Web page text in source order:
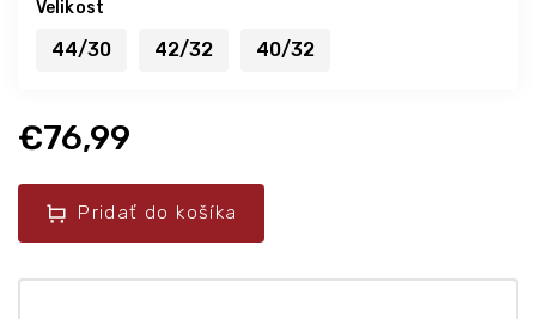
€76,99
Pridať do košíka
Velikost
44/30 42/32 40/32